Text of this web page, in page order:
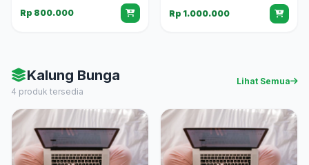
Rp 800.000
Rp 1.000.000
Kalung Bunga
4 produk tersedia
Lihat Semua